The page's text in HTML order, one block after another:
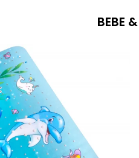
BEBE